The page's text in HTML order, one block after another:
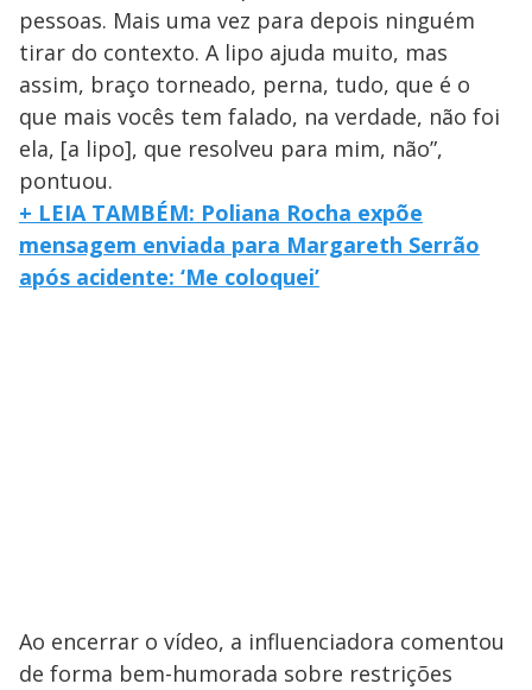
pessoas. Mais uma vez para depois ninguém
tirar do contexto. A lipo ajuda muito, mas
assim, braço torneado, perna, tudo, que é o
que mais vocês tem falado, na verdade, não foi
ela, [a lipo], que resolveu para mim, não”,
pontuou.
+ LEIA TAMBÉM: Poliana Rocha expõe
mensagem enviada para Margareth Serrão
após acidente: ‘Me coloquei’
Ao encerrar o vídeo, a influenciadora comentou
de forma bem-humorada sobre restrições